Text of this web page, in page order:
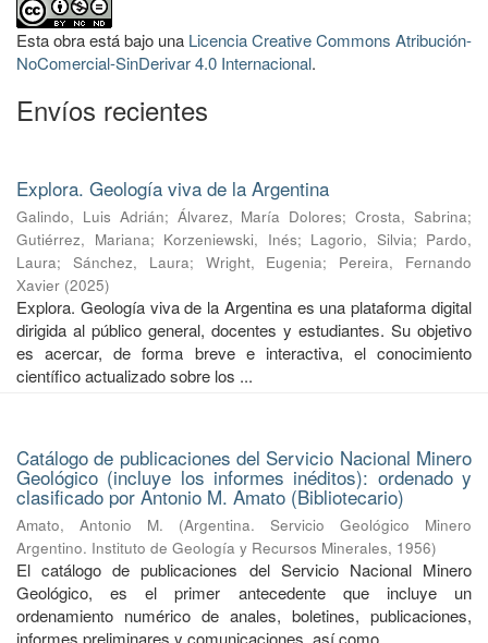
Esta obra está bajo una Licencia Creative Commons Atribución-
NoComercial-SinDerivar 4.0 Internacional.
Envíos recientes
Explora. Geología viva de la Argentina
Galindo, Luis Adrián; Álvarez, María Dolores;Crosta, Sabrina;
Gutiérrez, Mariana; Korzeniewski, Inés; Lagorio, Silvia; Pardo,
Laura; Sánchez, Laura; Wright, Eugenia; Pereira, Fernando
Xavier (2025)
Explora. Geología viva de la Argentina es una plataforma digital
dirigida al público general, docentes y estudiantes. Su objetivo
es acercar, de forma breve e interactiva, el conocimiento
científico actualizado sobre los ...
Catálogo de publicaciones del Servicio Nacional Minero
Geológico (incluye los informes inéditos): ordenado y
clasificado por Antonio M. Amato (Bibliotecario)
Amato, Antonio M. (Argentina. Servicio Geológico Minero
Argentino. Instituto de Geología y Recursos Minerales, 1956)
El catálogo de publicaciones del Servicio Nacional Minero
Geológico, es el primer antecedente que incluye un
ordenamiento numérico de anales, boletines, publicaciones,
informes preliminares y comunicaciones, así como ...